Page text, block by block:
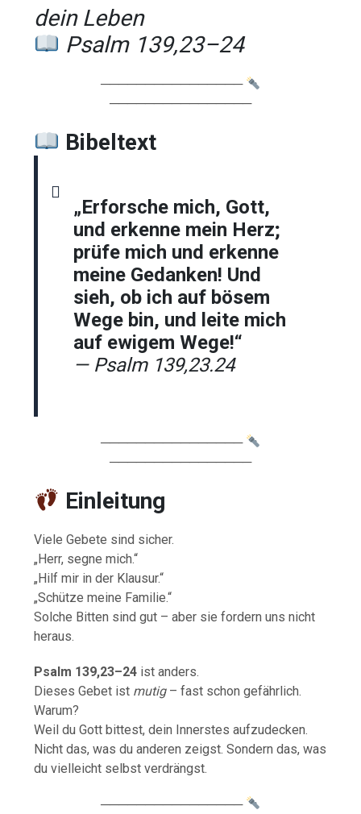
dein Leben
Psalm 139,23–24
────────────────
────────────────
Bibeltext
„Erforsche mich, Gott,
und erkenne mein Herz;
prüfe mich und erkenne
meine Gedanken! Und
sieh, ob ich auf bösem
Wege bin, und leite mich
auf ewigem Wege!“
— Psalm 139,23.24
────────────────
────────────────
Einleitung
Viele Gebete sind sicher.
„Herr, segne mich.“
„Hilf mir in der Klausur.“
„Schütze meine Familie.“
Solche Bitten sind gut – aber sie fordern uns nicht
heraus.
Psalm 139,23–24 ist anders.
Dieses Gebet ist mutig– fast schon gefährlich.
Warum?
Weil du Gott bittest, dein Innerstes aufzudecken.
Nicht das, was du anderen zeigst. Sondern das, was
du vielleicht selbst verdrängst.
────────────────